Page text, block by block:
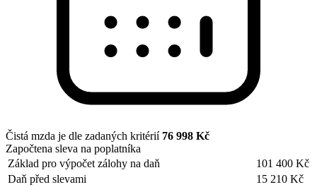
Čistá mzda je dle zadaných kritérií 76 998 Kč
Započtena sleva na poplatníka
Základ pro výpočet zálohy na daň
101 400 Kč
Daň před slevami
15 210 Kč